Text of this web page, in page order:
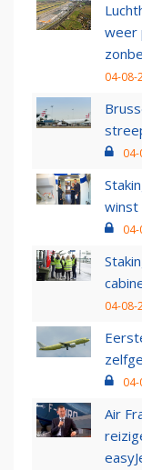
weer
04-08-
winst
04-08-
Air